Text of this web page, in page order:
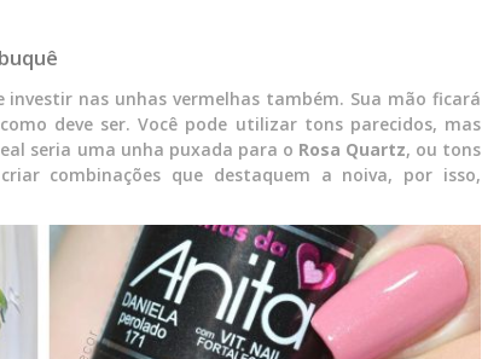
investir nas unhas vermelhas também. Sua mão ficará
deve ser. Você pode utilizar tons parecidos, mas
seria uma unha puxada para o Rosa Quartz, ou tons
combinações que destaquem a noiva, por isso,